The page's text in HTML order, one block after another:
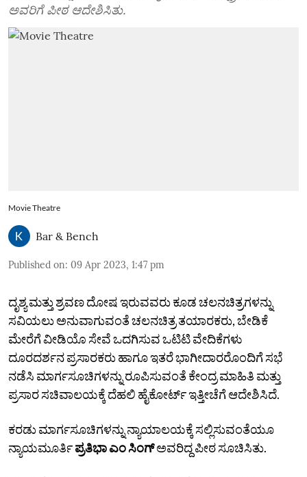
ಅವರಿಗೆ ಪೀಠ ಆದೇಶಿಸಿತು.
Movie Theatre
Bar & Bench
Published on: 09 Apr 2023, 1:47 pm
ದೃಶ್ಯ ಮತ್ತು ಶ್ರವಣ ದೋಷ ಇರುವವರು ಕೂಡ ಚಲನಚಿತ್ರಗಳನ್ನು
ಸವಿಯಲು ಅನುವಾಗುವಂತೆ ಚಲನಚಿತ್ರ ತಯಾರಕರು, ಬೇಡಿಕೆ
ಮೇರೆಗೆ ವೀಡಿಯೊ ಸೇವೆ ಒದಗಿಸುವ ಒಟಿಟಿ ವೇದಿಕೆಗಳು
ದೂರದರ್ಶನ ಪ್ರಸಾರಕರು ಹಾಗೂ ಇತರೆ ಭಾಗೀದಾರರೊಂದಿಗೆ ಸಭೆ
ನಡೆಸಿ ಮಾರ್ಗಸೂಚಿಗಳನ್ನು ರೂಪಿಸುವಂತೆ ಕೇಂದ್ರ ಮಾಹಿತಿ ಮತ್ತು
ಪ್ರಸಾರ ಸಚಿವಾಲಯಕ್ಕೆ ದೆಹಲಿ ಹೈಕೋರ್ಟ್‌ ಇತ್ತೀಚೆಗೆ ಆದೇಶಿಸಿದೆ.
ಕರಡು ಮಾರ್ಗಸೂಚಿಗಳನ್ನು ನ್ಯಾಯಾಲಯಕ್ಕೆ ಸಲ್ಲಿಸುವಂತೆಯೂ
ನ್ಯಾಯಮೂರ್ತಿಪ್ರತಿಭಾ ಎಂ ಸಿಂಗ್‌ಅವರಿದ್ದ ಪೀಠ ಸೂಚಿಸಿತು.